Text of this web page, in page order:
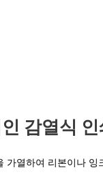
감열식 인
열하여 리본이나 잉